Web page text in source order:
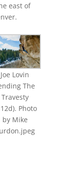
east of
Joe Lovin
The
Travesty
Photo
by Mike